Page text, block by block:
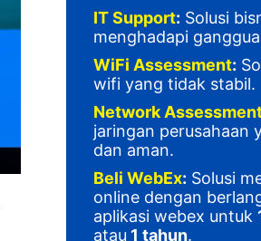
IT Support: Solusi
menghadapi
WiFi Assessment:
wifi yang tidak stabil.
Network
jaringan perusahaan
dan aman.
Beli WebEx: Solusi
online dengan
aplikasi webex untuk
atau 1 tahun.